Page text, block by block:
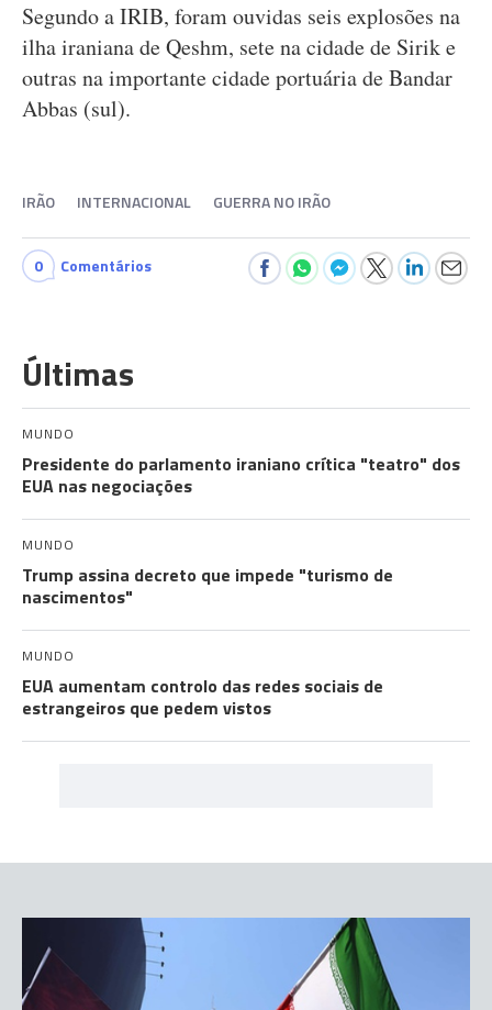
Segundo a IRIB, foram ouvidas seis explosões na
ilha iraniana de Qeshm, sete na cidade de Sirik e
outras na importante cidade portuária de Bandar
Abbas (sul).
IRÃO INTERNACIONAL GUERRA NO IRÃO
0 Comentários
Últimas
MUNDO
Presidente do parlamento iraniano crítica "teatro" dos
EUA nas negociações
MUNDO
Trump assina decreto que impede "turismo de
nascimentos"
MUNDO
EUA aumentam controlo das redes sociais de
estrangeiros que pedem vistos